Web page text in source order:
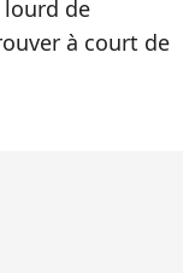
lourd de
à court de